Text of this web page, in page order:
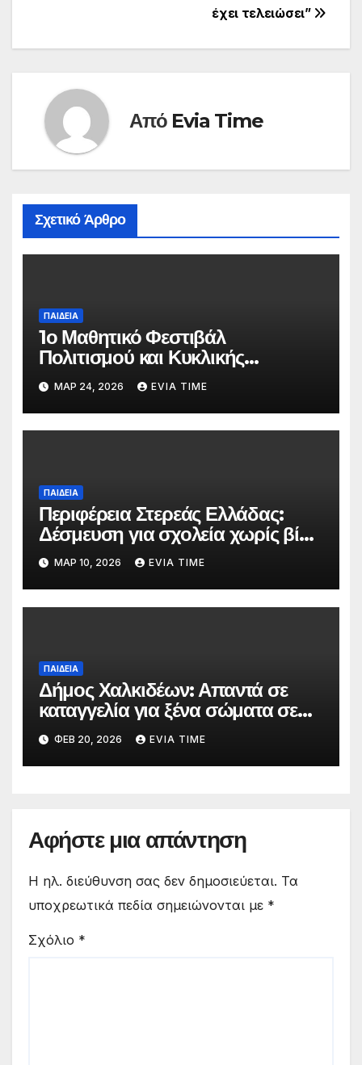
έχει τελειώσει”
Από Evia Time
Σχετικό Άρθρο
ΠΑΙΔΕΙΑ
1ο Μαθητικό Φεστιβάλ
Πολιτισμού και Κυκλικής
Οικονομίας στο Λαογραφικό
Μουσείο Κύμης
ΜΑΡ 24, 2026 EVIA TIME
ΠΑΙΔΕΙΑ
Περιφέρεια Στερεάς Ελλάδας:
Δέσμευση για σχολεία χωρίς βία
με αφορμή την Πανελλήνια
Ημέρα κατά της Σχολικής Βίας
ΜΑΡ 10, 2026 EVIA TIME
ΠΑΙΔΕΙΑ
Δήμος Χαλκιδέων: Απαντά σε
καταγγελία για ξένα σώματα σε
τρόφιμα βρεφονηπιακών
σταθμών
ΦΕΒ 20, 2026 EVIA TIME
Αφήστε μια απάντηση
Η ηλ. διεύθυνση σας δεν δημοσιεύεται. Τα
υποχρεωτικά πεδία σημειώνονται με *
Σχόλιο *